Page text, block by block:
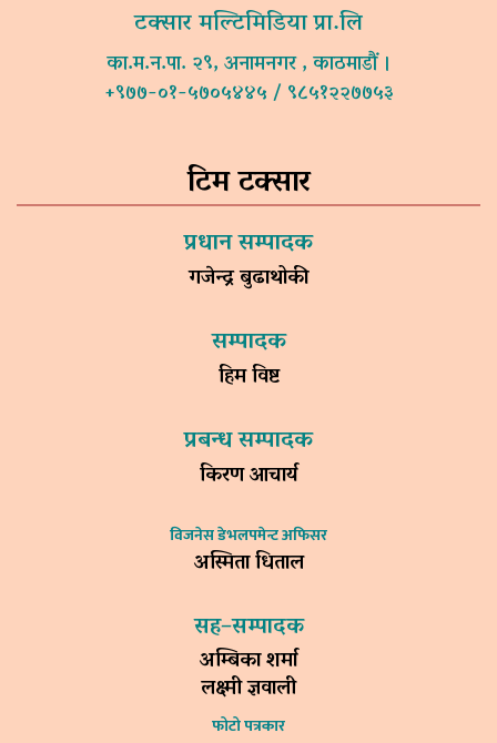
टक्सार मल्टिमिडिया प्रा.लि
का.म.न.पा. २९, अनामनगर , काठमाडौं ।
+९७७-०१-५७०५४४५ / ९८५१२२७७५३
टिम टक्सार
प्रधान सम्पादक
गजेन्द्र बुढाथोकी
सम्पादक
हिम विष्ट
प्रबन्ध सम्पादक
किरण आचार्य
विजनेस डेभलपमेन्ट अफिसर
अस्मिता धिताल
सह–सम्पादक
अम्बिका शर्मा
लक्ष्मी ज्ञवाली
फोटो पत्रकार